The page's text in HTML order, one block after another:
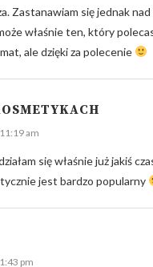
Zastanawiam się jednak nad
właśnie ten, który
ale dzięki za polecenie
am
się właśnie już jakiś
jest bardzo popularny
pm